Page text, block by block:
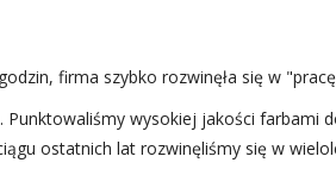
firma szybko rozwinęła się w
wysokiej jakości farbami
ostatnich lat rozwinęliśmy się w